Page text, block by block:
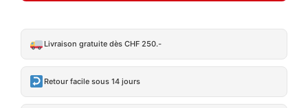
Livraison gratuite dès CHF 250.-
Retour facile sous 14 jours